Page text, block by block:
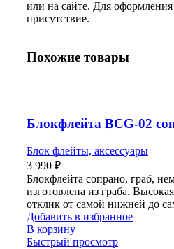
или на сайте. Для
присутствие.
Похожие товары
Блокфлейта BCG-02
Блок флейты, аксессуары
3 990 ₽
Блокфлейта сопрано, граб,
изготовлена из граба.
отклик от самой нижней до
Добавить в избранное
В корзину
Быстрый просмотр